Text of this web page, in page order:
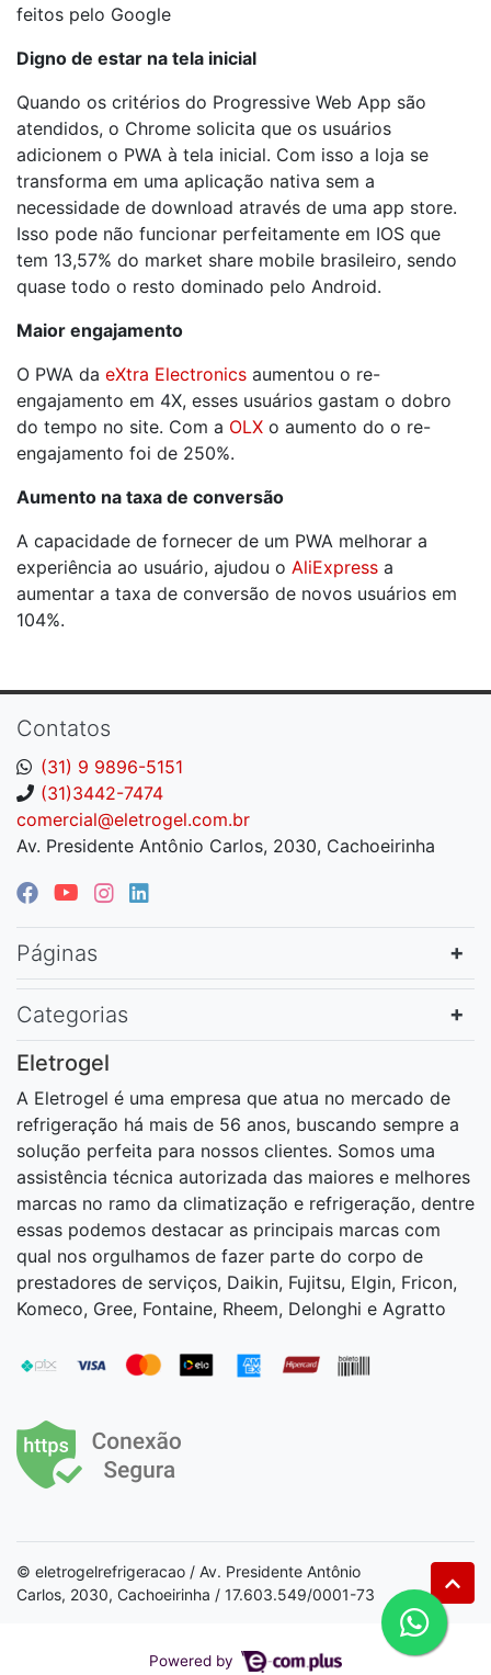
feitos pelo Google
Digno de estar na tela inicial
Quando os critérios do Progressive Web App são
atendidos, o Chrome solicita que os usuários
adicionem o PWA à tela inicial. Com isso a loja se
transforma em uma aplicação nativa sem a
necessidade de download através de uma app store.
Isso pode não funcionar perfeitamente em IOS que
tem 13,57% do market share mobile brasileiro, sendo
quase todo o resto dominado pelo Android.
Maior engajamento
O PWA da eXtra Electronics aumentou o re-
engajamento em 4X, esses usuários gastam o dobro
do tempo no site. Com a OLX o aumento do o re-
engajamento foi de 250%.
Aumento na taxa de conversão
A capacidade de fornecer de um PWA melhorar a
experiência ao usuário, ajudou o AliExpress a
aumentar a taxa de conversão de novos usuários em
104%.
Contatos
(31) 9 9896-5151
(31)3442-7474
comercial@eletrogel.com.br
Av. Presidente Antônio Carlos, 2030, Cachoeirinha
Páginas
Categorias
Eletrogel
A Eletrogel é uma empresa que atua no mercado de
refrigeração há mais de 56 anos, buscando sempre a
solução perfeita para nossos clientes. Somos uma
assistência técnica autorizada das maiores e melhores
marcas no ramo da climatização e refrigeração, dentre
essas podemos destacar as principais marcas com
qual nos orgulhamos de fazer parte do corpo de
prestadores de serviços, Daikin, Fujitsu, Elgin, Fricon,
Komeco, Gree, Fontaine, Rheem, Delonghi e Agratto
© eletrogelrefrigeracao / Av. Presidente Antônio
Carlos, 2030, Cachoeirinha / 17.603.549/0001-73
Powered by